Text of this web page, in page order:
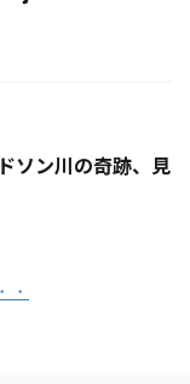
ソン川の奇跡、見